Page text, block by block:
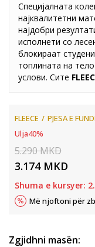
Специјалната
најквалитетни
најдобри
исполнети со
блокираат
топлината на
услови. Сите
FLEECE
PJESA E
Ulja40%
5.290MKD
3.174 MKD
Shuma e kursyer:
Më njoftoni për
Zgjidhni masën: